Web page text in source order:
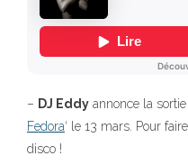
– DJ Eddy annonce la
Fedora‘ le 13 mars. Pour
disco !